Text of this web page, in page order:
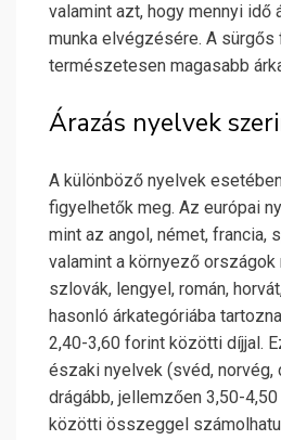
valamint azt, hogy mennyi idő
munka elvégzésére. A
természetesen magasabb
Árazás nyelvek
A különböző nyelvek
figyelhetők meg. Az európai
mint az angol, német, francia,
valamint a környező országok
szlovák, lengyel, román,
hasonló árkategóriába
2,40-3,60 forint közötti díjjal.
északi nyelvek (svéd, norvég,
drágább, jellemzően 3,50-
közötti összeggel